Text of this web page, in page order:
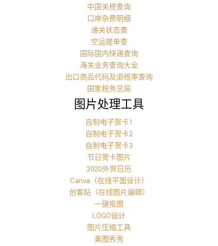
中国关税查询
口岸杂费明细
通关状态查
空运提单查
国际国内快递查询
海关业务查询大全
出口商品代码及退税率查询
国家税务总局
图片处理工具
自制电子贺卡1
自制电子贺卡2
自制电子贺卡3
节日贺卡图片
2020外贸日历
Canva（在线平面设计）
创客贴（在线图片编辑）
一键抠图
LOGO设计
图片压缩工具
美图秀秀